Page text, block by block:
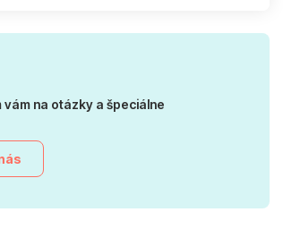
na otázky a špeciálne